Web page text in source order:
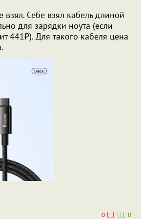
взял. Себе взял кабель длиной
для зарядки ноута (если
441₽). Для такого кабеля цена
0
0